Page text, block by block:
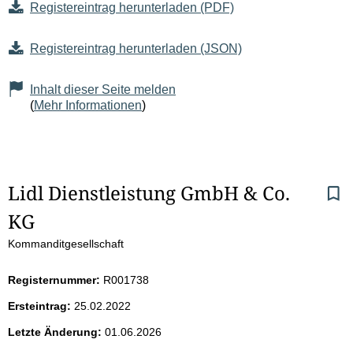
Registereintrag herunterladen (PDF)
Registereintrag herunterladen (JSON)
Inhalt dieser Seite melden
(Mehr Informationen)
S
e
t
e
Lidl Dienstleistung GmbH & Co.
KG
Kommanditgesellschaft
Registernummer: R001738
Ersteintrag: 25.02.2022
Letzte Änderung: 01.06.2026